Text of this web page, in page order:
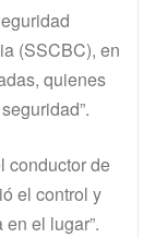
(SSCBC), en
quienes
conductor de
el control y
el lugar”.